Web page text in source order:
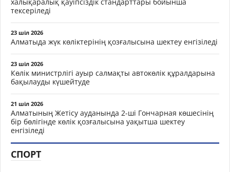
халықаралық қауіпсіздік стандарттары бойынша
тексеріледі
23 шіл 2026
Алматыда жүк көліктерінің қозғалысына шектеу енгізіледі
23 шіл 2026
Көлік министрлігі ауыр салмақты автокөлік құралдарына
бақылауды күшейтуде
21 шіл 2026
Алматының Жетісу ауданында 2-ші Гончарная көшесінің
бір бөлігінде көлік қозғалысына уақытша шектеу
енгізіледі
СПОРТ